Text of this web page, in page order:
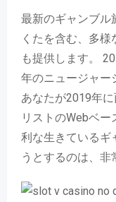
最新のギャンブル
くたを含む、多
も提供します。
年のニュージャー
あなたが2019年
リストのWebベ
利な生きているギ
うとするのは、非